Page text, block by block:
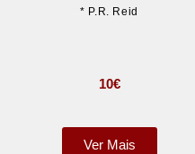
* P.R. Reid
10€
Ver Mais